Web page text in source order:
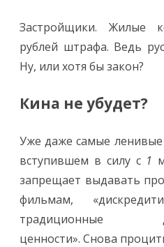
Застройщики. Жилые
рублей штрафа. Ведь
Ну, или хотя бы закон?
Кина не убудет?
Уже даже самые ленивые
вступившем в силу с 1
запрещает выдавать
фильмам,
традиционные
ценности». Снова